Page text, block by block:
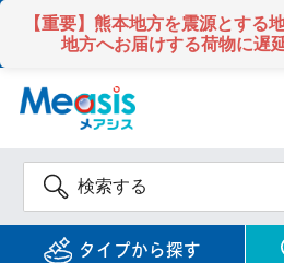
【重要】熊本地方を震源とする
地方へお届けする荷物に遅
タイプから探す